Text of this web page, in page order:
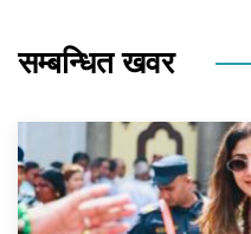
सम्बन्धित खवर